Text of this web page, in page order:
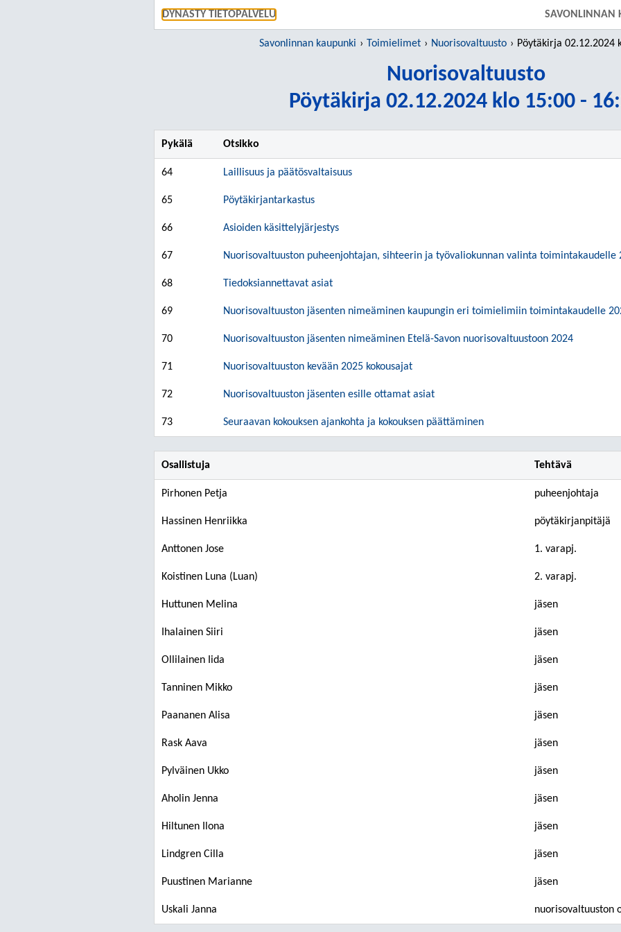
DYNASTY TIETOPALVELU SIIRRY SUORAAN PÄÄSISÄLTÖÖNSAVONLINNAN
Savonlinnan kaupunki Toimielimet Nuorisovaltuusto Pöytäkirja 02.12.2024 klo
Nuorisovaltuusto
Pöytäkirja 02.12.2024 klo 15:00 -
Pykälä Otsikko
64 Laillisuus ja päätösvaltaisuus
65 Pöytäkirjantarkastus
66 Asioiden käsittelyjärjestys
67 Nuorisovaltuuston puheenjohtajan, sihteerin ja työvaliokunnan valinta toimintakaudelle
68 Tiedoksiannettavat asiat
69 Nuorisovaltuuston jäsenten nimeäminen kaupungin eri toimielimiin toimintakaudelle
70 Nuorisovaltuuston jäsenten nimeäminen Etelä-Savon nuorisovaltuustoon 2024
71 Nuorisovaltuuston kevään 2025 kokousajat
72 Nuorisovaltuuston jäsenten esille ottamat asiat
73 Seuraavan kokouksen ajankohta ja kokouksen päättäminen
Osallistuja Tehtävä
Pirhonen Petja puheenjohtaja
Hassinen Henriikka pöytäkirjanpitäjä
Anttonen Jose 1. varapj.
Koistinen Luna (Luan) 2. varapj.
Huttunen Melina jäsen
Ihalainen Siiri jäsen
Ollilainen Iida jäsen
Tanninen Mikko jäsen
Paananen Alisa jäsen
Rask Aava jäsen
Pylväinen Ukko jäsen
Aholin Jenna jäsen
Hiltunen Ilona jäsen
Lindgren Cilla jäsen
Puustinen Marianne jäsen
Uskali Janna nuorisovaltuuston